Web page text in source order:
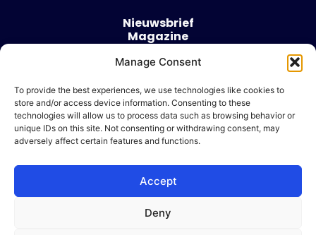
Manage Consent
To provide the best experiences, we use technologies like cookies to
store and/or access device information. Consenting to these
technologies will allow us to process data such as browsing behavior or
unique IDs on this site. Not consenting or withdrawing consent, may
adversely affect certain features and functions.
Accept
Deny
Nieuwsbrief
Magazine
Evenementen
Over
Algemene voorwaarden
Cookie beleid
Ik wil adverteren